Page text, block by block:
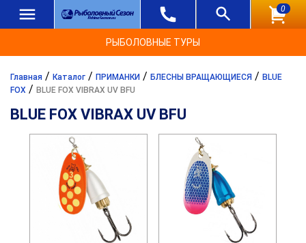
0
РЫБОЛОВНЫЕ ТУРЫ
Главная / Каталог / ПРИМАНКИ / БЛЕСНЫ ВРАЩАЮЩИЕСЯ / BLUE
FOX / BLUE FOX VIBRAX UV BFU
BLUE FOX VIBRAX UV BFU